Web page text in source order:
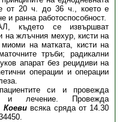
от 20 ч. до 36 ч., което е
и ранна работоспособност.
където се извършват
на жлъчния мехур, кисти на
на матката, кисти на
тръби; радикални
апарат без рецидиви на
операции и операции
си и провежда
и лечение. Провежда
Коевивсяка сряда от 14.30